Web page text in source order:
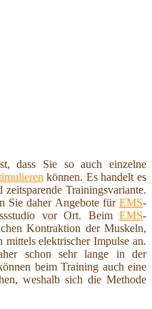
dass Sie so auch einzelne
können. Es handelt es
Trainingsvariante.
Sie daher Angebote für EMS-
vor Ort. Beim EMS-
Kontraktion der Muskeln,
elektrischer Impulse an.
schon sehr lange in der
beim Training auch eine
weshalb sich die Methode